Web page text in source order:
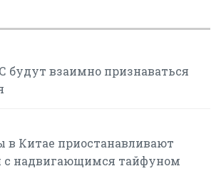
будут взаимно признаваться
в Китае приостанавливают
с надвигающимся тайфуном